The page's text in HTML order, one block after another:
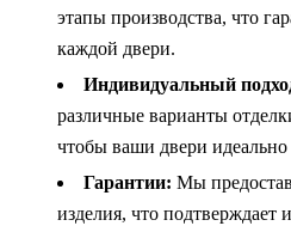
этапы производства, что
каждой двери.
Индивидуальный
различные варианты
чтобы ваши двери идеально
Гарантии: Мы
изделия, что подтверждает